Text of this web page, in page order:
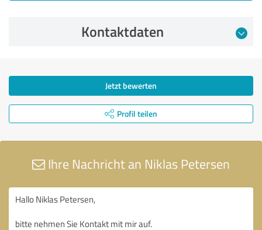
Kontaktdaten
Jetzt bewerten
Profil teilen
Ihre Nachricht an Niklas Petersen